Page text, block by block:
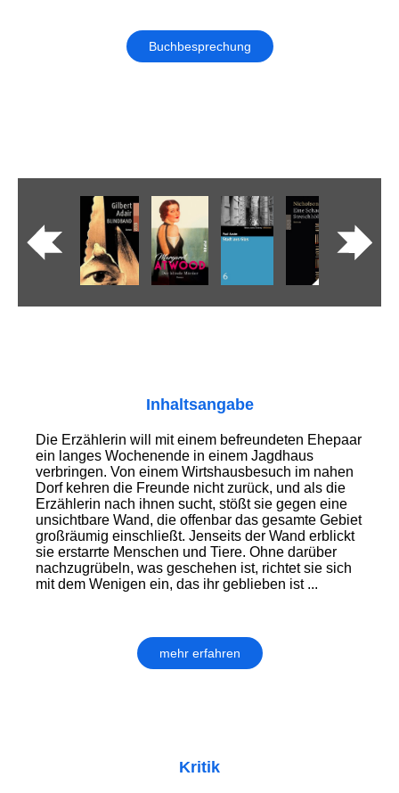
Buchbesprechung
Inhaltsangabe
Die Erzählerin will mit einem befreundeten Ehepaar
ein langes Wochenende in einem Jagdhaus
verbringen. Von einem Wirtshausbesuch im nahen
Dorf kehren die Freunde nicht zurück, und als die
Erzählerin nach ihnen sucht, stößt sie gegen eine
unsichtbare Wand, die offenbar das gesamte Gebiet
großräumig einschließt. Jenseits der Wand erblickt
sie erstarrte Menschen und Tiere. Ohne darüber
nachzugrübeln, was geschehen ist, richtet sie sich
mit dem Wenigen ein, das ihr geblieben ist ...
mehr erfahren
Kritik